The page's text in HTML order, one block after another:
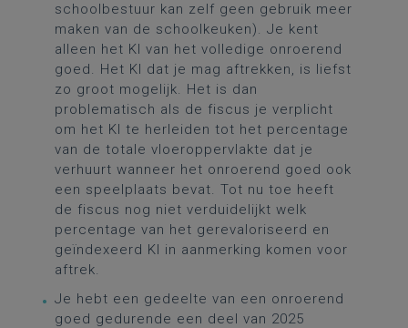
schoolbestuur kan zelf geen gebruik meer
maken van de schoolkeuken). Je kent
alleen het KI van het volledige onroerend
goed. Het KI dat je mag aftrekken, is liefst
zo groot mogelijk. Het is dan
problematisch als de fiscus je verplicht
om het KI te herleiden tot het percentage
van de totale vloeroppervlakte dat je
verhuurt wanneer het onroerend goed ook
een speelplaats bevat. Tot nu toe heeft
de fiscus nog niet verduidelijkt welk
percentage van het gerevaloriseerd en
geïndexeerd KI in aanmerking komen voor
aftrek.
Je hebt een gedeelte van een onroerend
goed gedurende een deel van 2025